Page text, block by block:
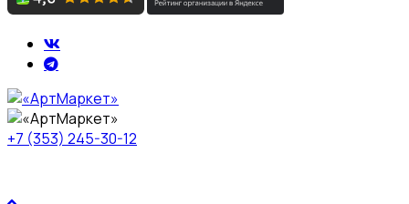
+7 (353) 245-30-12